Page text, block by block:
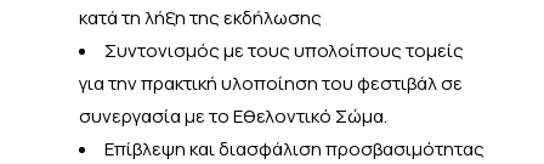
κατά τη λήξη της εκδήλωσης
Συντονισμός με τους υπολοίπους τομείς
για την πρακτική υλοποίηση του φεστιβάλ σε
συνεργασία με το Εθελοντικό Σώμα.
Επίβλεψη και διασφάλιση προσβασιμότητας